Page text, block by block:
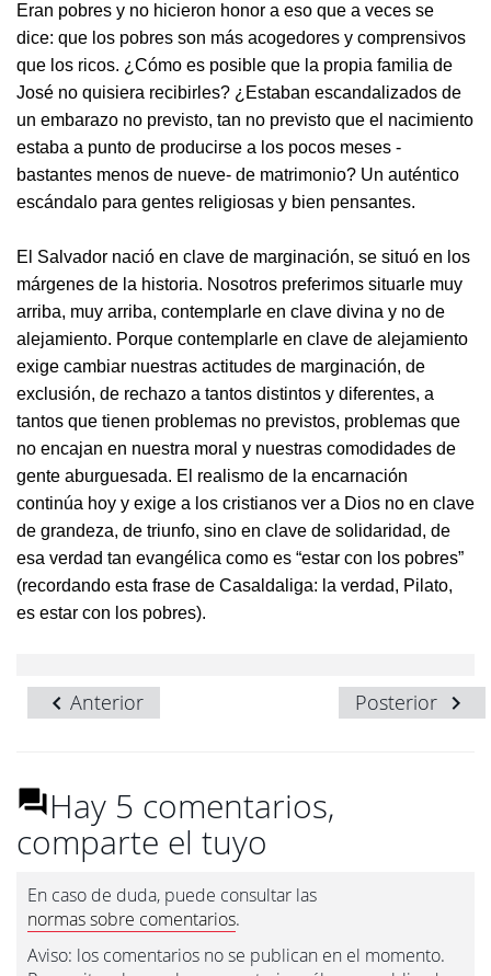
Eran pobres y no hicieron honor a eso que a veces se
dice: que los pobres son más acogedores y comprensivos
que los ricos. ¿Cómo es posible que la propia familia de
José no quisiera recibirles? ¿Estaban escandalizados de
un embarazo no previsto, tan no previsto que el nacimiento
estaba a punto de producirse a los pocos meses -
bastantes menos de nueve- de matrimonio? Un auténtico
escándalo para gentes religiosas y bien pensantes.
El Salvador nació en clave de marginación, se situó en los
márgenes de la historia. Nosotros preferimos situarle muy
arriba, muy arriba, contemplarle en clave divina y no de
alejamiento. Porque contemplarle en clave de alejamiento
exige cambiar nuestras actitudes de marginación, de
exclusión, de rechazo a tantos distintos y diferentes, a
tantos que tienen problemas no previstos, problemas que
no encajan en nuestra moral y nuestras comodidades de
gente aburguesada. El realismo de la encarnación
continúa hoy y exige a los cristianos ver a Dios no en clave
de grandeza, de triunfo, sino en clave de solidaridad, de
esa verdad tan evangélica como es “estar con los pobres”
(recordando esta frase de Casaldaliga: la verdad, Pilato,
es estar con los pobres).
Posterior
Anterior
Hay 5 comentarios,
comparte el tuyo
En caso de duda, puede consultar las
normas sobre comentarios.
Aviso: los comentarios no se publican en el momento.